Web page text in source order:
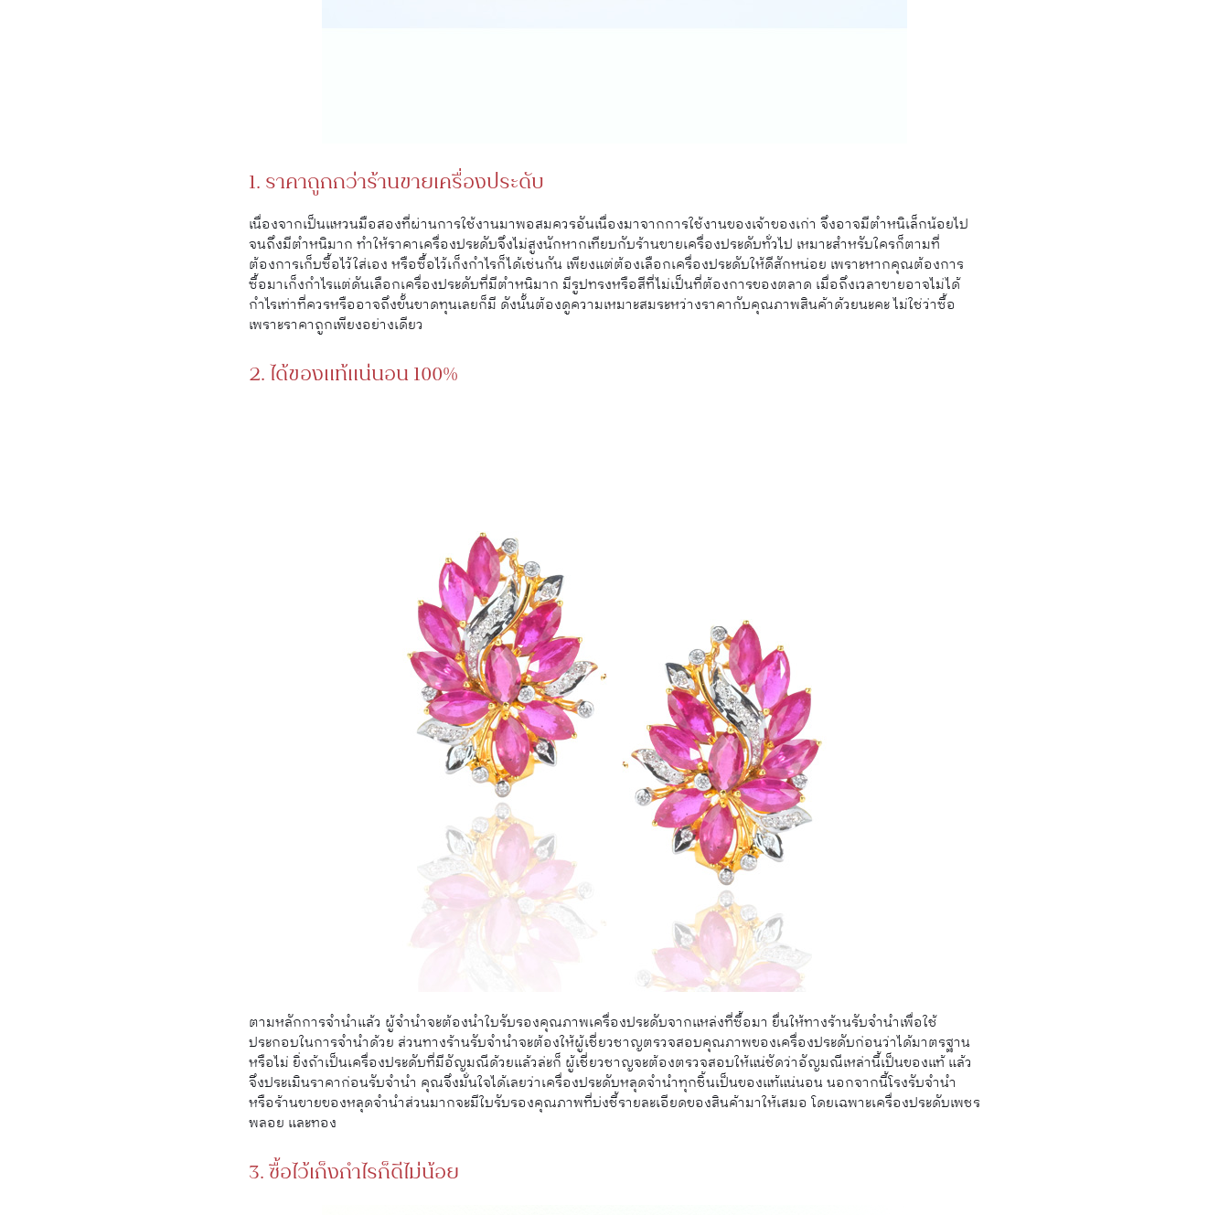
1. ราคาถูกกว่าร้านขายเครื่องประดับ
เนื่องจากเป็นแหวนมือสองที่ผ่านการใช้งานมาพอสมควรอันเนื่องมาจากการใช้งานของเจ้าของเก่า จึงอาจมีตำหนิเล็กน้อยไป
จนถึงมีตำหนิมาก ทำให้ราคาเครื่องประดับจึงไม่สูงนักหากเทียบกับร้านขายเครื่องประดับทั่วไป เหมาะสำหรับใครก็ตามที่
ต้องการเก็บซื้อไว้ใส่เอง หรือซื้อไว้เก็งกำไรก็ได้เช่นกัน เพียงแต่ต้องเลือกเครื่องประดับให้ดีสักหน่อย เพราะหากคุณต้องการ
ซื้อมาเก็งกำไรแต่ดันเลือกเครื่องประดับที่มีตำหนิมาก มีรูปทรงหรือสีที่ไม่เป็นที่ต้องการของตลาด เมื่อถึงเวลาขายอาจไม่ได้
กำไรเท่าที่ควรหรืออาจถึงขั้นขาดทุนเลยก็มี ดังนั้นต้องดูความเหมาะสมระหว่างราคากับคุณภาพสินค้าด้วยนะคะ ไม่ใช่ว่าซื้อ
เพราะราคาถูกเพียงอย่างเดียว
2. ได้ของแท้แน่นอน 100%
ตามหลักการจำนำแล้ว ผู้จำนำจะต้องนำใบรับรองคุณภาพเครื่องประดับจากแหล่งที่ซื้อมา ยื่นให้ทางร้านรับจำนำเพื่อใช้
ประกอบในการจำนำด้วย ส่วนทางร้านรับจำนำจะต้องให้ผู้เชี่ยวชาญตรวจสอบคุณภาพของเครื่องประดับก่อนว่าได้มาตรฐาน
หรือไม่ ยิ่งถ้าเป็นเครื่องประดับที่มีอัญมณีด้วยแล้วล่ะก็ ผู้เชี่ยวชาญจะต้องตรวจสอบให้แน่ชัดว่าอัญมณีเหล่านี้เป็นของแท้ แล้ว
จึงประเมินราคาก่อนรับจำนำ คุณจึงมั่นใจได้เลยว่าเครื่องประดับหลุดจำนำทุกชิ้นเป็นของแท้แน่นอน นอกจากนี้โรงรับจำนำ
หรือร้านขายของหลุดจำนำส่วนมากจะมีใบรับรองคุณภาพที่บ่งชี้รายละเอียดของสินค้ามาให้เสมอ โดยเฉพาะเครื่องประดับเพชร
พลอย และทอง
3. ซื้อไว้เก็งกำไรก็ดีไม่น้อย